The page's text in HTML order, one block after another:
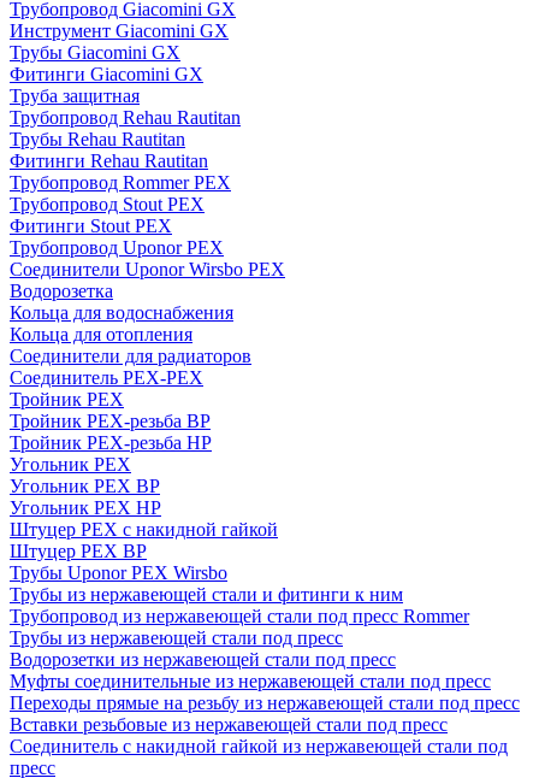
Трубопровод Giacomini GX
Инструмент Giacomini GX
Трубы Giacomini GX
Фитинги Giacomini GX
Труба защитная
Трубопровод Rehau Rautitan
Трубы Rehau Rautitan
Фитинги Rehau Rautitan
Трубопровод Rommer PEX
Трубопровод Stout PEX
Фитинги Stout PEX
Трубопровод Uponor PEX
Соединители Uponor Wirsbo PEX
Водорозетка
Кольца для водоснабжения
Кольца для отопления
Соединители для радиаторов
Соединитель PEX-PEX
Тройник PEX
Тройник PEX-резьба ВР
Тройник PEX-резьба НР
Угольник PEX
Угольник PEX ВР
Угольник PEX НР
Штуцер PEX c накидной гайкой
Штуцер PEX ВР
Трубы Uponor PEX Wirsbo
Трубы из нержавеющей стали и фитинги к ним
Трубопровод из нержавеющей стали под пресс Rommer
Трубы из нержавеющей стали под пресс
Водорозетки из нержавеющей стали под пресс
Муфты соединительные из нержавеющей стали под пресс
Переходы прямые на резьбу из нержавеющей стали под пресс
Вставки резьбовые из нержавеющей стали под пресс
Соединитель с накидной гайкой из нержавеющей стали под
пресс